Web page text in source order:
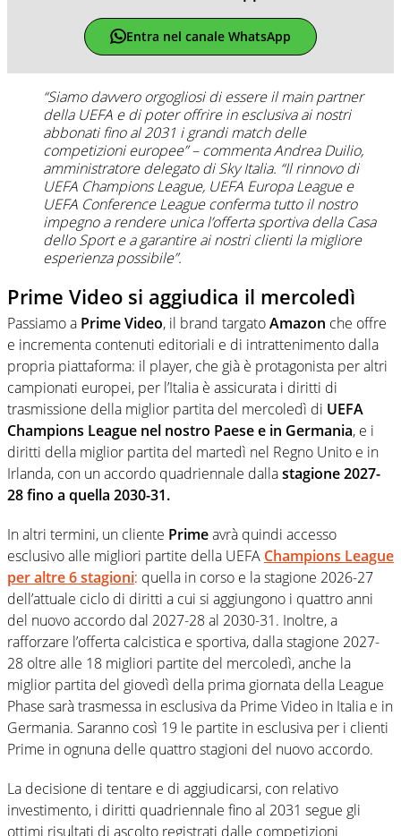
Entra nel canale WhatsApp
“Siamo davvero orgogliosi di essere il main partner
della UEFA e di poter offrire in esclusiva ai nostri
abbonati fino al 2031 i grandi match delle
competizioni europee” – commenta Andrea Duilio,
amministratore delegato di Sky Italia. “Il rinnovo di
UEFA Champions League, UEFA Europa League e
UEFA Conference League conferma tutto il nostro
impegno a rendere unica l’offerta sportiva della Casa
dello Sport e a garantire ai nostri clienti la migliore
esperienza possibile”.
Prime Video si aggiudica il mercoledì
Passiamo a Prime Video, il brand targatoAmazon che offre
e incrementa contenuti editoriali e di intrattenimento dalla
propria piattaforma: il player, che già è protagonista per altri
campionati europei, per l’Italia è assicurata i diritti di
trasmissione della miglior partita del mercoledì di UEFA
Champions League nel nostro Paese e in Germania, e i
diritti della miglior partita del martedì nel Regno Unito e in
Irlanda, con un accordo quadriennale dallastagione 2027-
28 fino a quella 2030-31.
In altri termini, un cliente Primeavrà quindi accesso
esclusivo alle migliori partite della UEFA Champions League
per altre 6 stagioni: quella in corso e la stagione 2026-27
dell’attuale ciclo di diritti a cui si aggiungono i quattro anni
del nuovo accordo dal 2027-28 al 2030-31. Inoltre, a
rafforzare l’offerta calcistica e sportiva, dalla stagione 2027-
28 oltre alle 18 migliori partite del mercoledì, anche la
miglior partita del giovedì della prima giornata della League
Phase sarà trasmessa in esclusiva da Prime Video in Italia e in
Germania. Saranno così 19 le partite in esclusiva per i clienti
Prime in ognuna delle quattro stagioni del nuovo accordo.
La decisione di tentare e di aggiudicarsi, con relativo
investimento, i diritti quadriennale fino al 2031 segue gli
ottimi risultati di ascolto registrati dalle competizioni